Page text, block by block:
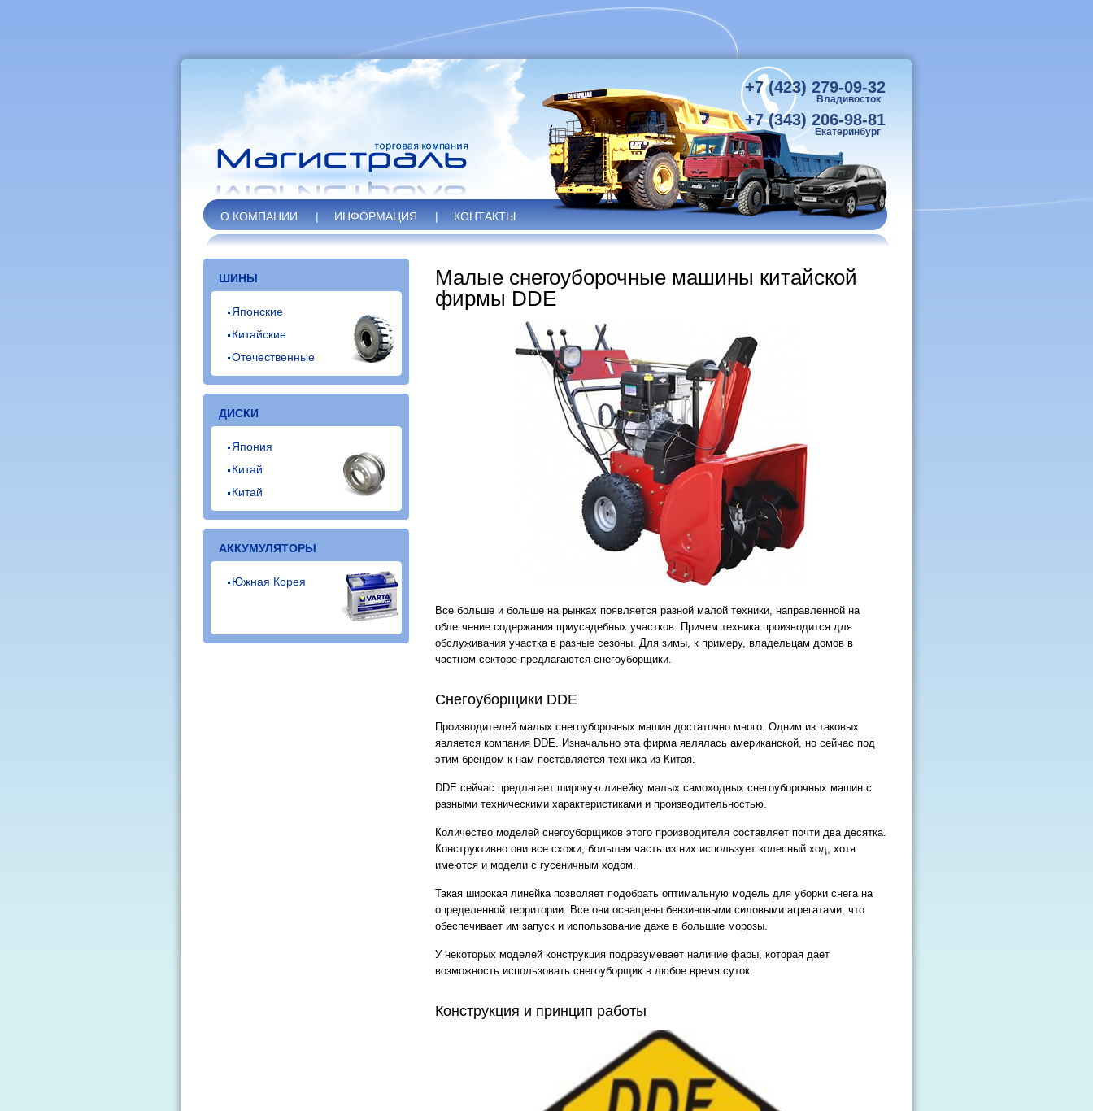
+7 (423) 279-09-32
Владивосток
+7 (343) 206-98-81
Екатеринбург
О КОМПАНИИ | ИНФОРМАЦИЯ | КОНТАКТЫ
ШИНЫ
Японские
Китайские
Отечественные
ДИСКИ
Япония
Китай
Китай
АККУМУЛЯТОРЫ
Южная Корея
Малые снегоуборочные машины китайской
фирмы DDE
Все больше и больше на рынках появляется разной малой техники, направленной на
облегчение содержания приусадебных участков. Причем техника производится для
обслуживания участка в разные сезоны. Для зимы, к примеру, владельцам домов в
частном секторе предлагаются снегоуборщики.
Снегоуборщики DDE
Производителей малых снегоуборочных машин достаточно много. Одним из таковых
является компания DDE. Изначально эта фирма являлась американской, но сейчас под
этим брендом к нам поставляется техника из Китая.
DDE сейчас предлагает широкую линейку малых самоходных снегоуборочных машин с
разными техническими характеристиками и производительностью.
Количество моделей снегоуборщиков этого производителя составляет почти два десятка.
Конструктивно они все схожи, большая часть из них использует колесный ход, хотя
имеются и модели с гусеничным ходом.
Такая широкая линейка позволяет подобрать оптимальную модель для уборки снега на
определенной территории. Все они оснащены бензиновыми силовыми агрегатами, что
обеспечивает им запуск и использование даже в большие морозы.
У некоторых моделей конструкция подразумевает наличие фары, которая дает
возможность использовать снегоуборщик в любое время суток.
Конструкция и принцип работы